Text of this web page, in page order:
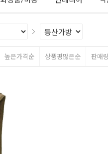
높은가격순 상품평많은순 판매